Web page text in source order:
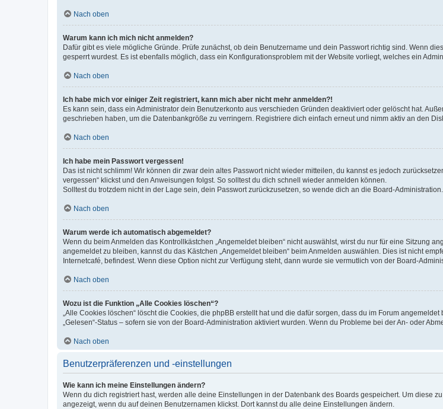
Nach oben
Warum kann ich mich nicht anmelden?
Dafür gibt es viele mögliche Gründe. Prüfe zunächst, ob dein Benutzername und dein Passwort richtig sind. Wenn
gesperrt wurdest. Es ist ebenfalls möglich, dass ein Konfigurationsproblem mit der Website vorliegt, welches ein
Nach oben
Ich habe mich vor einiger Zeit registriert, kann mich aber nicht mehr anmelden?!
Es kann sein, dass ein Administrator dein Benutzerkonto aus verschieden Gründen deaktiviert oder gelöscht hat.
geschrieben haben, um die Datenbankgröße zu verringern. Registriere dich einfach erneut und nimm aktiv an den
Nach oben
Ich habe mein Passwort vergessen!
Das ist nicht schlimm! Wir können dir zwar dein altes Passwort nicht wieder mitteilen, du kannst es jedoch
vergessen“ klickst und den Anweisungen folgst. So solltest du dich schnell wieder anmelden können.
Solltest du trotzdem nicht in der Lage sein, dein Passwort zurückzusetzen, so wende dich an die Board-Administration.
Nach oben
Warum werde ich automatisch abgemeldet?
Wenn du beim Anmelden das Kontrollkästchen „Angemeldet bleiben“ nicht auswählst, wirst du nur für eine Sitzung
angemeldet zu bleiben, kannst du das Kästchen „Angemeldet bleiben“ beim Anmelden auswählen. Dies ist nicht
Internetcafé, befindest. Wenn diese Option nicht zur Verfügung steht, dann wurde sie vermutlich von der Board-
Nach oben
Wozu ist die Funktion „Alle Cookies löschen“?
„Alle Cookies löschen“ löscht die Cookies, die phpBB erstellt hat und die dafür sorgen, dass du im Forum
„Gelesen“-Status – sofern sie von der Board-Administration aktiviert wurden. Wenn du Probleme bei der An- oder
Nach oben
Benutzerpräferenzen und -einstellungen
Wie kann ich meine Einstellungen ändern?
Wenn du dich registriert hast, werden alle deine Einstellungen in der Datenbank des Boards gespeichert. Um diese
angezeigt, wenn du auf deinen Benutzernamen klickst. Dort kannst du alle deine Einstellungen ändern.